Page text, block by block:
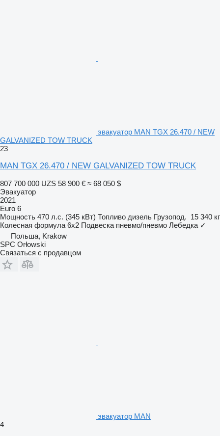
эвакуатор MAN TGX 26.470 / NEW
GALVANIZED TOW TRUCK
23
MAN TGX 26.470 / NEW GALVANIZED TOW TRUCK
807 700 000 UZS 58 900 € ≈ 68 050 $
Эвакуатор
2021
Euro 6
Мощность 470 л.с. (345 кВт) Топливо дизель Грузопод. 15 340 кг
Колесная формула 6x2 Подвеска пневмо/пневмо Лебедка ✓
Польша, Krakow
SPC Orłowski
Связаться с продавцом
эвакуатор MAN
4